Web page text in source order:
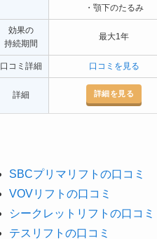
・顎下のたるみ
効果の
持続期間
最大1年
口コミ詳細 口コミを見る
詳細 詳細を見る
SBCプリマリフトの口コミ
VOVリフトの口コミ
シークレットリフトの口コミ
テスリフトの口コミ